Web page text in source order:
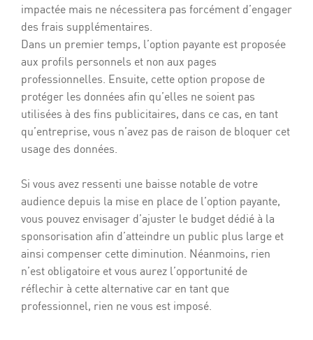
impactée mais ne nécessitera pas forcément d’engager
des frais supplémentaires.
Dans un premier temps, l’option payante est proposée
aux profils personnels et non aux pages
professionnelles. Ensuite, cette option propose de
protéger les données afin qu’elles ne soient pas
utilisées à des fins publicitaires, dans ce cas, en tant
qu’entreprise, vous n’avez pas de raison de bloquer cet
usage des données.
Si vous avez ressenti une baisse notable de votre
audience depuis la mise en place de l’option payante,
vous pouvez envisager d’ajuster le budget dédié à la
sponsorisation afin d’atteindre un public plus large et
ainsi compenser cette diminution. Néanmoins, rien
n’est obligatoire et vous aurez l’opportunité de
réflechir à cette alternative car en tant que
professionnel, rien ne vous est imposé.